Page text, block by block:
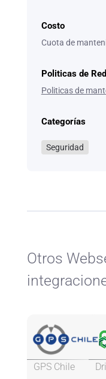
Costo
Cuota de
Politicas de
Politicas de
Categorías
Seguridad
Otros
GPS Chile